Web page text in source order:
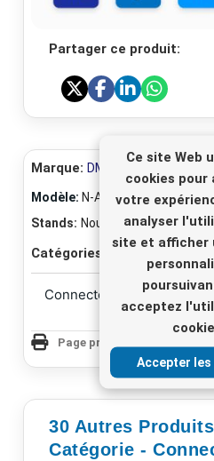
Ce site Web
cookies pour
votre
analyser
site et afficher
acceptez
Accepter
Partager ce produit:
Marque: DMR-Electronics
Modèle: N-AIRCOM
Stands: Nouveau
Catégories:
Connecteur N Mâle
Page produit Imprimer
30 Autres
Catégorie -